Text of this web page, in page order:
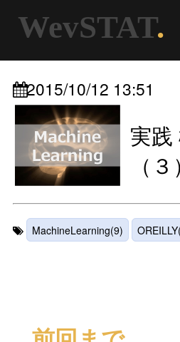
WevSTAT.
2015/10/12 13:51
実
（３）
MachineLearning(9)